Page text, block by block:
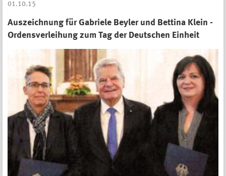
01.10.15
Auszeichnung für Gabriele Beyler und Bettina Klein -
Ordensverleihung zum Tag der Deutschen Einheit